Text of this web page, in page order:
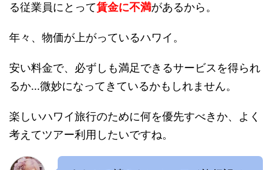
る従業員にとって賃金に不満があるから。
年々、物価が上がっているハワイ。
安い料金で、必ずしも満足できるサービスを得られ
るか…微妙になってきているかもしれません。
楽しいハワイ旅行のために何を優先すべきか、よく
考えてツアー利用したいですね。